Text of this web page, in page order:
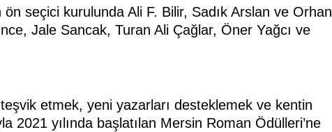
ön seçici kurulunda Ali F. Bilir, Sadık Arslan ve Orhan
Jale Sancak, Turan Ali Çağlar, Öner Yağcı ve
etmek, yeni yazarları desteklemek ve kentin
2021 yılında başlatılan Mersin Roman Ödülleri’ne